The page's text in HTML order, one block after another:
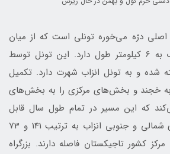
اصلی درّه می‌خوره تونلی است که از میان
كوه‌ها می‌گذرد و نزدیک به 6 کیلومتر طول دارد. اين تونل توسط
شده و به تونل‌ انزاب شهرت دارد. تکمیل
به خجند و بخش‌های مرکزی را به بخش‌های
که این مسیر در تمام طول سال قابل
استفاده است. پرتال‌های شمالی و جنوبی انزاب به ترتیب 141 و 73
کشور تاجیکستان فاصله دارند. بزرگراه